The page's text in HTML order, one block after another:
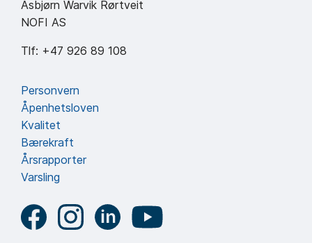
Asbjørn Warvik Rørtveit
NOFI AS
Tlf: +47 926 89 108
Personvern
Åpenhetsloven
Kvalitet
Bærekraft
Årsrapporter
Varsling